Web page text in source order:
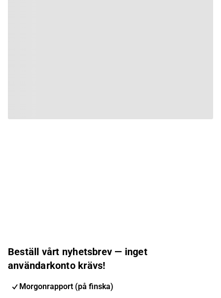
Beställ vårt nyhetsbrev — inget
användarkonto krävs!
Morgonrapport (på finska)